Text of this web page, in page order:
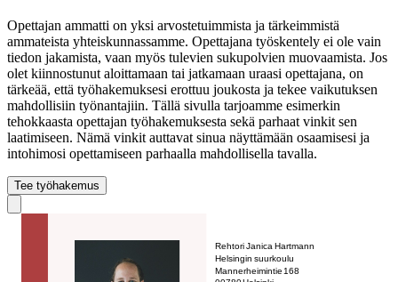
Opettajan ammatti on yksi arvostetuimmista ja tärkeimmistä
ammateista yhteiskunnassamme. Opettajana työskentely ei ole vain
tiedon jakamista, vaan myös tulevien sukupolvien muovaamista. Jos
olet kiinnostunut aloittamaan tai jatkamaan uraasi opettajana, on
tärkeää, että työhakemuksesi erottuu joukosta ja tekee vaikutuksen
mahdollisiin työnantajiin. Tällä sivulla tarjoamme esimerkin
tehokkaasta opettajan työhakemuksesta sekä parhaat vinkit sen
laatimiseen. Nämä vinkit auttavat sinua näyttämään osaamisesi ja
intohimosi opettamiseen parhaalla mahdollisella tavalla.
Tee työhakemus